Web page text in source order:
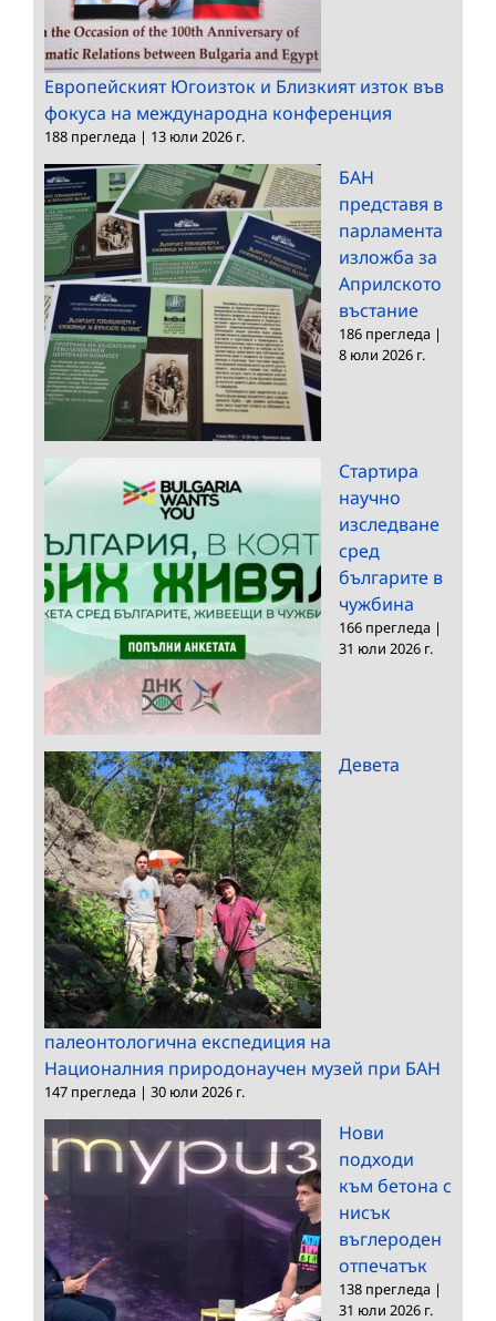
Европейският Югоизток и Близкият изток във
фокуса на международна конференция
188 прегледа | 13 юли 2026 г.
БАН
представя в
парламента
изложба за
Априлското
въстание
186 прегледа |
8 юли 2026 г.
Стартира
научно
изследване
сред
българите в
чужбина
166 прегледа |
31 юли 2026 г.
Девета
палеонтологична експедиция на
Националния природонаучен музей при БАН
147 прегледа | 30 юли 2026 г.
Нови
подходи
към бетона с
нисък
въглероден
отпечатък
138 прегледа |
31 юли 2026 г.